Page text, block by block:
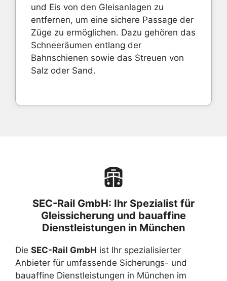
und Eis von den Gleisanlagen zu
entfernen, um eine sichere Passage der
Züge zu ermöglichen. Dazu gehören das
Schneeräumen entlang der
Bahnschienen sowie das Streuen von
Salz oder Sand.
SEC-Rail GmbH: Ihr Spezialist für
Gleissicherung und bauaffine
Dienstleistungen in München
Die SEC-Rail GmbH ist Ihr spezialisierter
Anbieter für umfassende Sicherungs- und
bauaffine Dienstleistungen in München im